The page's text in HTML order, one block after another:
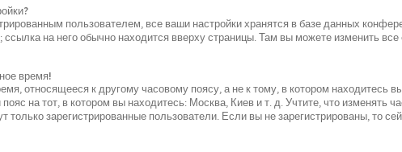
пользователем, все ваши настройки хранятся в базе данных
; ссылка на него обычно находится вверху страницы. Там вы можете изменить все
время!
относящееся к другому часовому поясу, а не к тому, в котором находитесь
на тот, в котором вы находитесь: Москва, Киев и т. д. Учтите, что изменять
только зарегистрированные пользователи. Если вы не зарегистрированы, то